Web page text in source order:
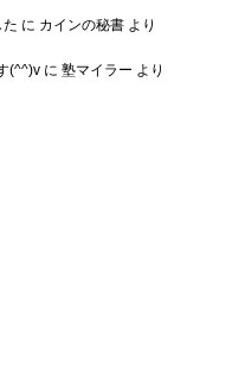
に カインの秘書 より
(^^)v に 塾マイラー より